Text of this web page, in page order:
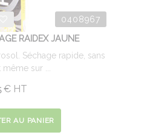
0408967
RAIDEX JAUNE
Séchage rapide, sans
sur ...
€HT
AU PANIER